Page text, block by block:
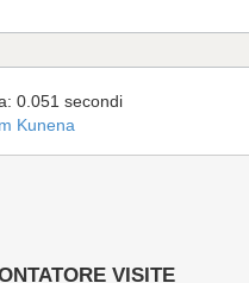
0.051 secondi
Kunena
VISITE